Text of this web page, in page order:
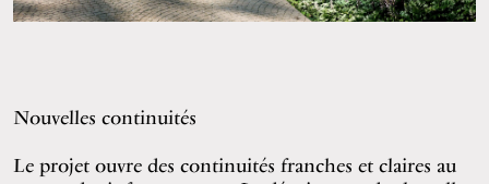
Nouvelles continuités
Le projet ouvre des continuités franches et claires au